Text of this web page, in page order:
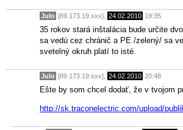
Julo [89.173.19.xxx], 24.02.2010 19:35
35 rokov stará inštalácia bude určite
sa vedú cez chránič a PE /zelený/ sa
svetelný okruh platí to isté.
Julo [89.173.19.xxx], 24.02.2010 20:48
Ešte by som chcel dodať, že v tvojom
http://sk.traconelectric.com/upload/